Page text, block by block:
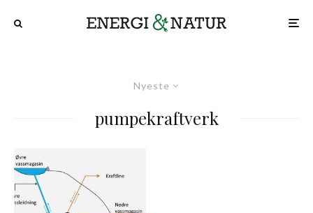
Nyeste
pumpekraftverk